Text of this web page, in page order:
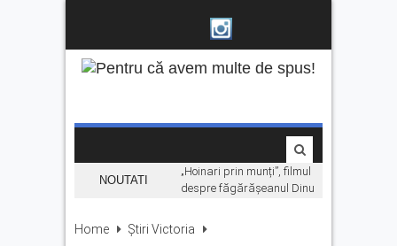
NOUTATI
„Hoinari prin munți”, filmul
despre făgărășeanul Dinu
Cetatea Făgărașului,
Home
Știri Victoria